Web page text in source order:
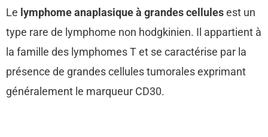
Le lymphome anaplasique à grandes cellulesest un
type rare de lymphome non hodgkinien. Il appartient à
la famille des lymphomes T et se caractérise par la
présence de grandes cellules tumorales exprimant
généralement le marqueur CD30.